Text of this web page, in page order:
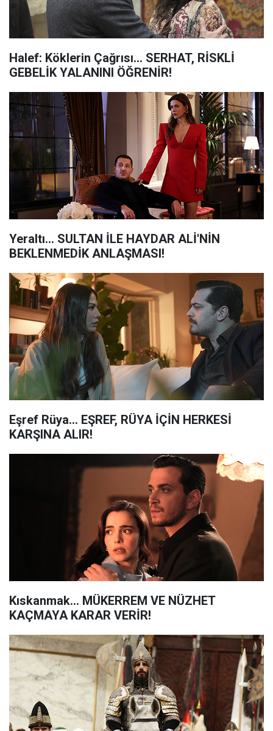
Halef: Köklerin Çağrısı... SERHAT, RİSKLİ
GEBELİK YALANINI ÖĞRENİR!
Yeraltı... SULTAN İLE HAYDAR ALİ'NİN
BEKLENMEDİK ANLAŞMASI!
Eşref Rüya... EŞREF, RÜYA İÇİN HERKESİ
KARŞINA ALIR!
Kıskanmak... MÜKERREM VE NÜZHET
KAÇMAYA KARAR VERİR!